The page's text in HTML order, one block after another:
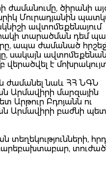
ժամանումը, ծիրանի
Մուրադյանին
ավտոմեքենայում
տարածման դեմ
ապա ժամանած
սակայն ավտոմեքենան
վերածվել է
ժամանել նաև ՀՀ ՆԳՆ
Արմավիրի մարզային
Արթուր Բդոյանն ու
Արմավիրի բաժնի պետ